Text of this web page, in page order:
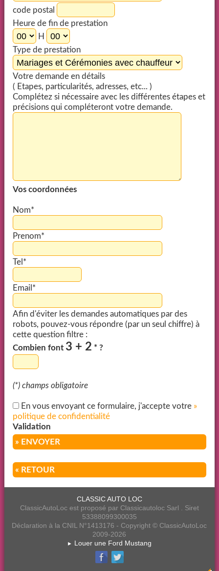
code postal
Heure de fin de prestation
H
Type de prestation
Votre demande en détails
( Etapes, particularités, adresses, etc... )
Complétez si nécessaire avec les différentes étapes et
précisions qui compléteront votre demande.
Vos coordonnées
Nom*
Prenom*
Tel*
Email*
Afin d'éviter les demandes automatiques par des
robots, pouvez-vous répondre (par un seul chiffre) à
cette question filtre :
Combien font 3 + 2 * ?
(*) champs obligatoire
En vous envoyant ce formulaire, j'accepte votre »
politique de confidentialité
Validation
» ENVOYER
« RETOUR
CLASSIC AUTO LOC
ClassicAutoLoc est proposé par Classicautoloc Sarl . Siret
53388099300035
Déclaration à la CNIL N°1413176 - Copyright © ClassicAutoLoc
2009-2026
► Louer une Ford Mustang